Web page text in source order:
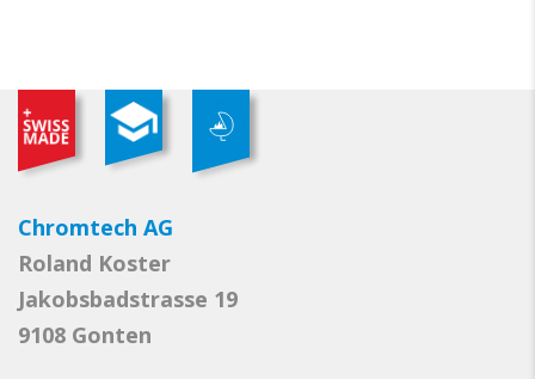
Chromtech AG
Roland Koster
Jakobsbadstrasse 19
9108 Gonten